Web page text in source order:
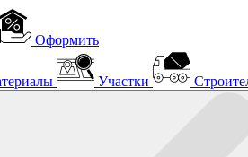
Оформить
Участки